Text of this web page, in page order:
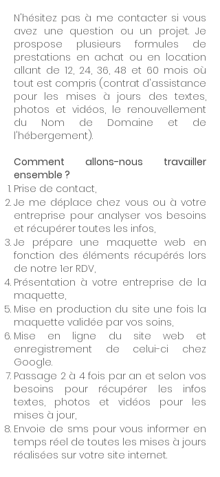
N'hésitez pas à me contacter si vous
avez une question ou un projet. Je
prospose plusieurs formules de
prestations en achat ou en location
allant de 12, 24, 36, 48 et 60 mois où
tout est compris (contrat d'assistance
pour les mises à jours des textes,
photos et vidéos, le renouvellement
du Nom de Domaine et de
l'hébergement).
Comment allons-nous travailler
ensemble ?
Prise de contact,
Je me déplace chez vous ou à votre
entreprise pour analyser vos besoins
et récupérer toutes les infos,
Je prépare une maquette web en
fonction des éléments récupérés lors
de notre 1er RDV,
Présentation à votre entreprise de la
maquette,
Mise en production du site une fois la
maquette validée par vos soins,
Mise en ligne du site web et
enregistrement de celui-ci chez
Google.
Passage 2 à 4 fois par an et selon vos
besoins pour récupérer les infos
textes, photos et vidéos pour les
mises à jour,
Envoie de sms pour vous informer en
temps réel de toutes les mises à jours
réalisées sur votre site internet.